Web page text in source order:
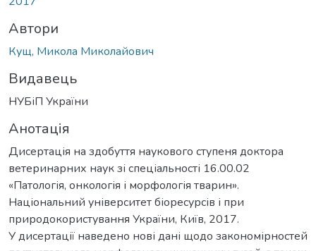
Автори
Кущ, Микола Миколайович
Видавець
НУБіП України
Анотація
Дисертація на здобуття наукового ступеня доктора
ветеринарних наук зі спеціальності 16.00.02
«Патологія, онкологія і морфологія тварин».
Національний університет біоресурсів і при
природокористування України, Київ, 2017.
У дисертації наведено нові дані щодо закономірностей